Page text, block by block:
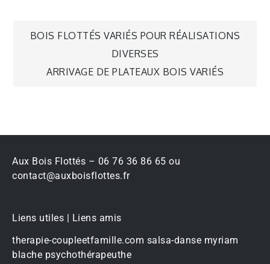
BOIS FLOTTÉS VARIÉS POUR RÉALISATIONS
DIVERSES
ARRIVAGE DE PLATEAUX BOIS VARIÉS
Aux Bois Flottés – 06 76 36 86 65 ou
contact@auxboisflottes.fr
Liens utiles | Liens amis
therapie-coupleetfamille.com salsa-danse myriam
blache psychothérapeuthe